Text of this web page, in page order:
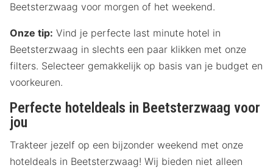
Beetsterzwaag voor morgen of het weekend.
Onze tip: Vind je perfecte last minute hotel in
Beetsterzwaag in slechts een paar klikken met onze
filters. Selecteer gemakkelijk op basis van je budget en
voorkeuren.
Perfecte hoteldeals in Beetsterzwaag voor
jou
Trakteer jezelf op een bijzonder weekend met onze
hoteldeals in Beetsterzwaag! Wij bieden niet alleen